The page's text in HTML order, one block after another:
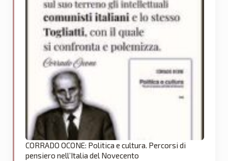
CORRADO OCONE: Politica e cultura. Percorsi di
pensiero nell’Italia del Novecento